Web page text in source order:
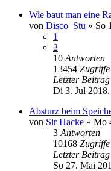
Wie baut man eine
von Disco_Stu » So
1
2
10 Antworten
13454 Zugriffe
Letzter Beitrag
Di 3. Jul 2018,
Absturz beim
von Sir Hacke » Mo
3 Antworten
10168 Zugriffe
Letzter Beitrag
So 27. Mai